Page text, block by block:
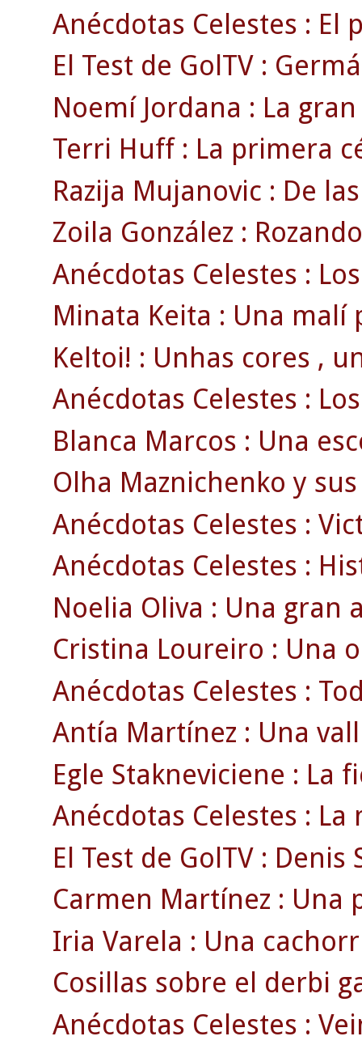
Anécdotas Celestes : El
El Test de GolTV :
Noemí Jordana : La
Terri Huff : La primera
Razija Mujanovic : De
Zoila González :
Anécdotas Celestes :
Minata Keita : Una malí
Keltoi! : Unhas cores ,
Anécdotas Celestes :
Blanca Marcos : Una
Olha Maznichenko y
Anécdotas Celestes :
Anécdotas Celestes :
Noelia Oliva : Una gran
Cristina Loureiro : Una
Anécdotas Celestes :
Antía Martínez : Una
Egle Stakneviciene : La
Anécdotas Celestes :
El Test de GolTV : Denis
Carmen Martínez : Una
Iria Varela : Una
Cosillas sobre el derbi
Anécdotas Celestes :